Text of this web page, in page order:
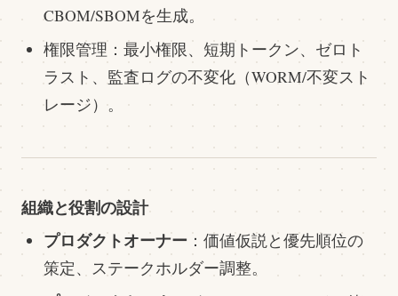
CBOM/SBOMを生成。
権限管理：最小権限、短期トークン、ゼロト
ラスト、監査ログの不変化（WORM/不変スト
レージ）。
組織と役割の設計
プロダクトオーナー ：価値仮説と優先順位の
策定、ステークホルダー調整。